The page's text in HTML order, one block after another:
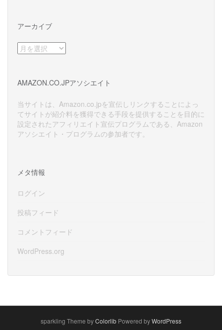
アーカイブ
ア
ー
ブ
AMAZON.CO.JPアソシエイト
当サイトは、Amazon.co.jpを宣伝しリンクすることによっ
てサイトが紹介料を獲得できる手段を提供することを目的に
設定されたアフィリエイト宣伝プログラムである、Amazon
アソシエイト・プログラムの参加者です。
メタ情報
ログイン
投稿フィード
コメントフィード
WordPress.org
sparkling Theme byColorlib Powered byWordPress